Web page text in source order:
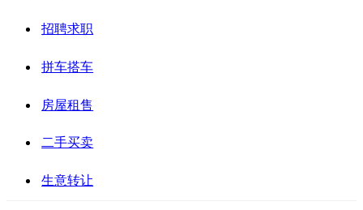
招聘求职
拼车搭车
房屋租售
二手买卖
生意转让